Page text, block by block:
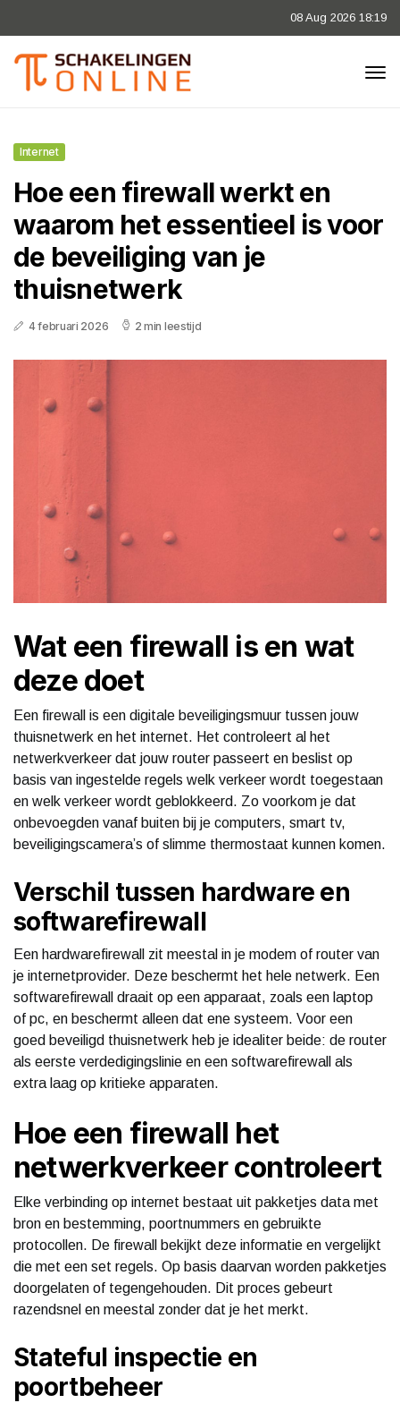
08 Aug 2026 18:19
Internet
Hoe een firewall werkt en
waarom het essentieel is voor
de beveiliging van je
thuisnetwerk
4 februari 2026 2 min leestijd
Wat een firewall is en wat
deze doet
Een firewall is een digitale beveiligingsmuur tussen jouw
thuisnetwerk en het internet. Het controleert al het
netwerkverkeer dat jouw router passeert en beslist op
basis van ingestelde regels welk verkeer wordt toegestaan
en welk verkeer wordt geblokkeerd. Zo voorkom je dat
onbevoegden vanaf buiten bij je computers, smart tv,
beveiligingscamera’s of slimme thermostaat kunnen komen.
Verschil tussen hardware en
softwarefirewall
Een hardwarefirewall zit meestal in je modem of router van
je internetprovider. Deze beschermt het hele netwerk. Een
softwarefirewall draait op een apparaat, zoals een laptop
of pc, en beschermt alleen dat ene systeem. Voor een
goed beveiligd thuisnetwerk heb je idealiter beide: de router
als eerste verdedigingslinie en een softwarefirewall als
extra laag op kritieke apparaten.
Hoe een firewall het
netwerkverkeer controleert
Elke verbinding op internet bestaat uit pakketjes data met
bron en bestemming, poortnummers en gebruikte
protocollen. De firewall bekijkt deze informatie en vergelijkt
die met een set regels. Op basis daarvan worden pakketjes
doorgelaten of tegengehouden. Dit proces gebeurt
razendsnel en meestal zonder dat je het merkt.
Stateful inspectie en
poortbeheer